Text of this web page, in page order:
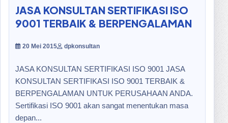
JASA KONSULTAN SERTIFIKASI ISO
9001 TERBAIK & BERPENGALAMAN
20 Mei 2015 dpkonsultan
JASA KONSULTAN SERTIFIKASI ISO 9001 JASA
KONSULTAN SERTIFIKASI ISO 9001 TERBAIK &
BERPENGALAMAN UNTUK PERUSAHAAN ANDA.
Sertifikasi ISO 9001 akan sangat menentukan masa
depan...